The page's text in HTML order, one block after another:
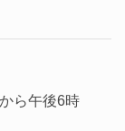
ら午後6時